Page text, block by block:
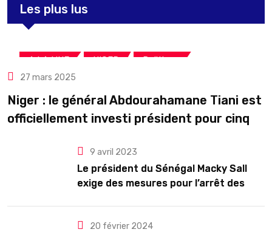
Les plus lus
A LA UNE NIGER Politique
27 mars 2025
Niger : le général Abdourahamane Tiani est
officiellement investi président pour cinq
9 avril 2023
Le président du Sénégal Macky Sall
exige des mesures pour l’arrêt des
20 février 2024